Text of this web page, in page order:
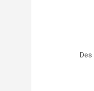
Des